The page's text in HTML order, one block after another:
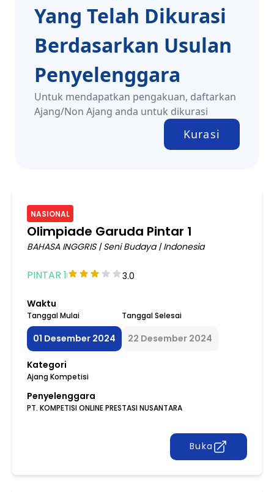
Yang Telah Dikurasi
Berdasarkan Usulan
Penyelenggara
Untuk mendapatkan pengakuan, daftarkan
Ajang/Non Ajang anda untuk dikurasi
Kurasi
NASIONAL
Olimpiade Garuda Pintar 1
BAHASA INGGRIS|Seni Budaya|Indonesia
PINTAR 1 3.0
Waktu
Tanggal Mulai
01 Desember 2024
Tanggal Selesai
22 Desember 2024
Kategori
Ajang Kompetisi
Penyelenggara
PT. KOMPETISI ONLINE PRESTASI NUSANTARA
Buka